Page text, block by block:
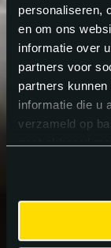
personaliseren,
en om ons
informatie over
partners voor
partners
informatie die u
verzameld op
gaat akkoord